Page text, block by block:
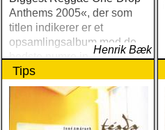
Anthems 2005«, der som
titlen indikerer er et
opsamlingsalbum med de
bedste numre indenfor den
populære reggaestil kaldet
one-drop
Henrik Bæk
Tips